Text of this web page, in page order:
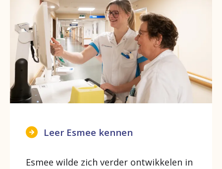
Leer Esmee kennen
Esmee wilde zich verder ontwikkelen in